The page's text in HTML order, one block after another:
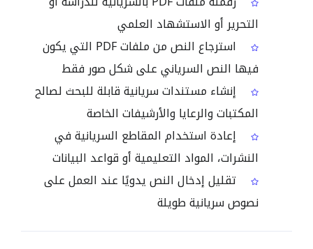
التحرير أو الاستشهاد العلمي
استرجاع النص من ملفات PDF التي يكون
فيها النص السرياني على شكل صور فقط
إنشاء مستندات سريانية قابلة للبحث لصالح
المكتبات والرعايا والأرشيفات الخاصة
إعادة استخدام المقاطع السريانية في
النشرات، المواد التعليمية أو قواعد البيانات
تقليل إدخال النص يدويًا عند العمل على
نصوص سريانية طويلة